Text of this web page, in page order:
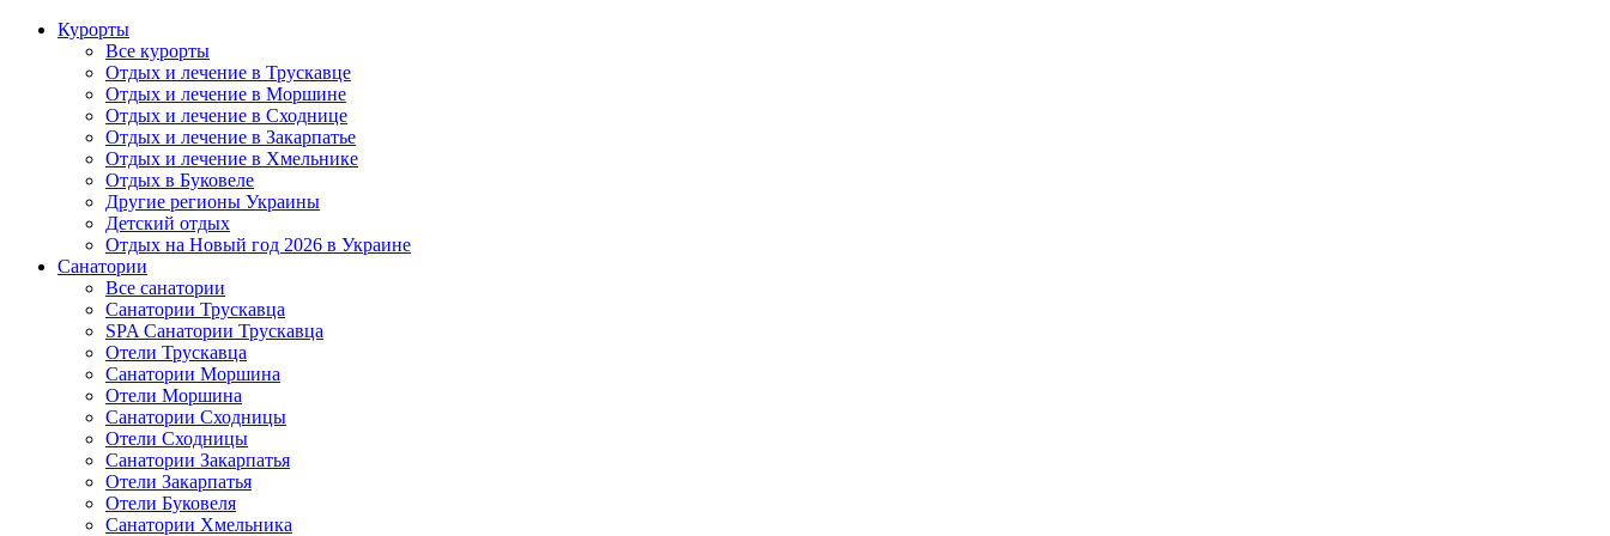
Курорты
Все курорты
Отдых и лечение в Трускавце
Отдых и лечение в Моршине
Отдых и лечение в Сходнице
Отдых и лечение в Закарпатье
Отдых и лечение в Хмельнике
Отдых в Буковеле
Другие регионы Украины
Детский отдых
Отдых на Новый год 2026 в Украине
Санатории
Все санатории
Санатории Трускавца
SPA Санатории Трускавца
Отели Трускавца
Санатории Моршина
Отели Моршина
Санатории Сходницы
Отели Сходницы
Санатории Закарпатья
Отели Закарпатья
Отели Буковеля
Санатории Хмельника